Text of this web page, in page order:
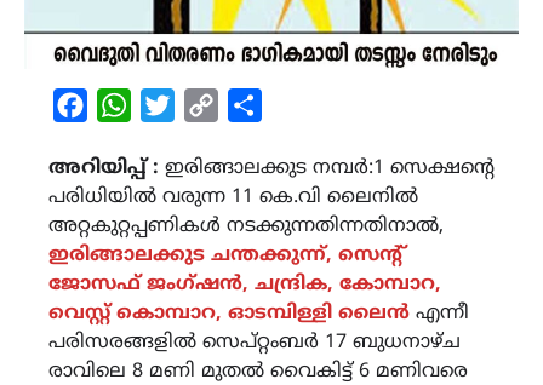
FacebookWhatsAppTwitterCopy
അറിയിപ്പ് : ഇരിങ്ങാലക്കുട നമ്പർ:1 സെക്ഷന്റെ
പരിധിയിൽ വരുന്ന 11 കെ.വി ലൈനിൽ
അറ്റകുറ്റപ്പണികൾ നടക്കുന്നതിന്നതിനാൽ,
ഇരിങ്ങാലക്കുട ചന്തക്കുന്ന്, സെന്റ്
ജോസഫ് ജംഗ്ഷൻ, ചന്ദ്രിക, കോമ്പാറ,
വെസ്റ്റ് കൊമ്പാറ, ഓടമ്പിള്ളി ലൈൻ എന്നീ
പരിസരങ്ങളിൽ സെപ്റ്റംബർ 17 ബുധനാഴ്ച
രാവിലെ 8 മണി മുതൽ വൈകിട്ട് 6 മണിവരെ